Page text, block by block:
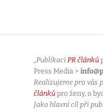
„PublikaciPR článků
Press Media >
Realizujeme pro vás
článkůpro ženy, o
Jako hlavní cíl při